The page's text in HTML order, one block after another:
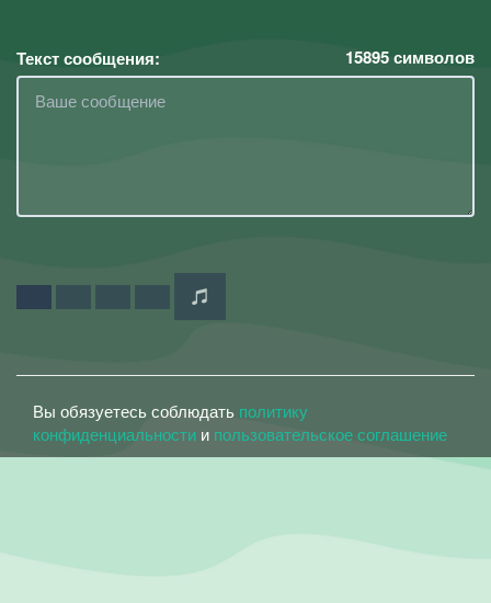
Текст сообщения: 15895символов
Вы обязуетесь соблюдать политику
конфиденциальности и пользовательское соглашение